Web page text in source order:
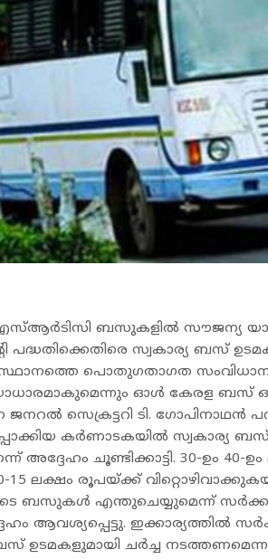
ബസുകളിൽ സൗജന്യ
പദ്ധതിക്കെതിരെ സ്വകാര്യ ബസ്
സംസ്ഥാനത്തെ പൊതുഗതാഗത
ഓൾ കേരള ബസ്
സെക്രട്ടറി ടി. ഗോപിനാഥൻ
കർണാടകയിൽ സ്വകാര്യ
ചൂണ്ടിക്കാട്ടി. 30-ഉം 40-
ലക്ഷം രൂപയ്ക്ക്
ബസുകൾ എന്തുചെയ്യുമെന്ന്
ആവശ്യപ്പെട്ടു. ഇക്കാര്യത്തിൽ
ഉടമകളുമായി ചർച്ച